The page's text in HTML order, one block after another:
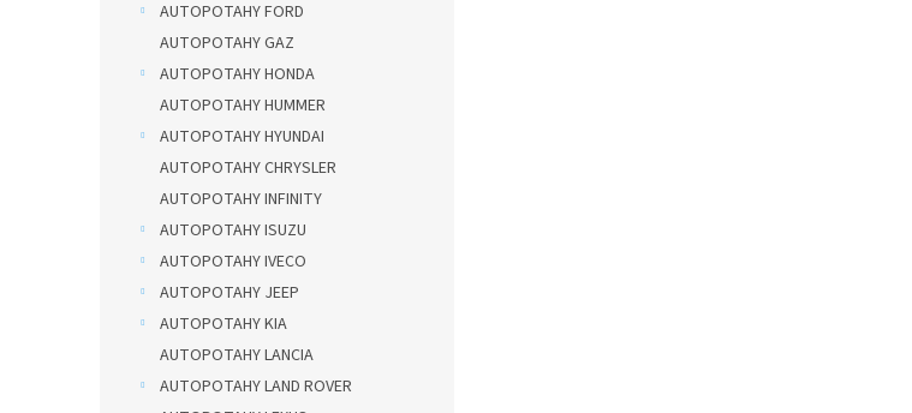
AUTOPOTAHY FORD
AUTOPOTAHY GAZ
AUTOPOTAHY HONDA
AUTOPOTAHY HUMMER
AUTOPOTAHY HYUNDAI
AUTOPOTAHY CHRYSLER
AUTOPOTAHY INFINITY
AUTOPOTAHY ISUZU
AUTOPOTAHY IVECO
AUTOPOTAHY JEEP
AUTOPOTAHY KIA
AUTOPOTAHY LANCIA
AUTOPOTAHY LAND ROVER